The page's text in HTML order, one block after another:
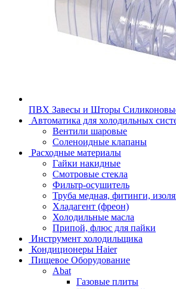
ПВХ Завесы и Шторы
Автоматика для холодильных
Вентили шаровые
Соленоидные клапаны
Расходные материалы
Гайки накидные
Смотровые стекла
Фильтр-осушитель
Труба медная, фитинги,
Хладагент (фреон)
Холодильные масла
Припой, флюс для пайки
Инструмент холодильщика
Кондиционеры Haier
Пищевое Оборудование
Abat
Газовые плиты